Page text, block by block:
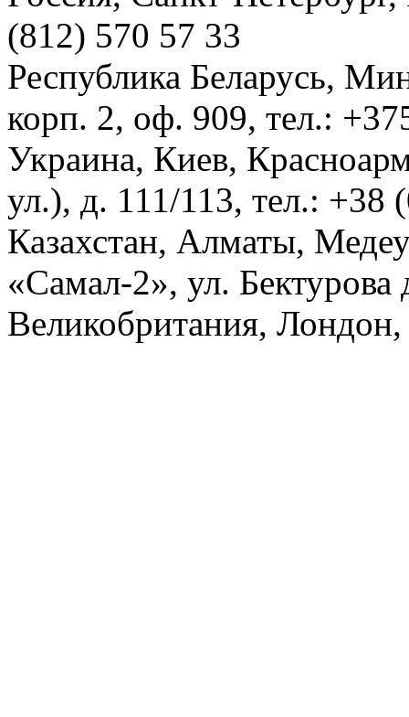
(812) 570 57 33
Республика Беларусь,
корп. 2, оф. 909, тел.:
Украина, Киев,
ул.), д. 111/113, тел.: +38
Казахстан, Алматы,
«Самал-2», ул.
Великобритания,